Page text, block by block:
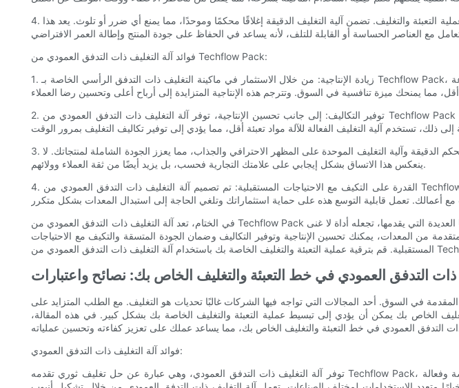
4. حماية معززة للمنتج: تضمن آلة التغليف ذات التدفق العمودي أن تكون منتجاتك مغلقة ومحمية بشكل آمن أثناء عملية التعبئة والتغليف. تضمن آلية التغليف الدقيقة إغلاقًا محكمًا وموحدًا، مما يمنع أي ضرر أو تلوث. يعد هذا
فوائد آلة التغليف ذات التدفق العمودي من Techflow Pack:
1. زيادة الإنتاجية: من خلال الاستثمار في ماكينة التغليف ذات التدفق الرأسي الخاصة بـ Techflow Pack، يمكنك تحسين الإنتاجية بشكل كبير في عملية التعبئة والتغليف الخاصة بك. يتيح لك تشغيل الماكينة عالي السرعة
2. توفير التكاليف: إلى جانب تحسين الإنتاجية، توفر آلة التغليف ذات التدفق العمودي من Techflow Pack توفيرًا في التكاليف في جوانب مختلفة من عملية التعبئة والتغليف الخاصة بك. تلغي أتمتتها الحاجة إلى العمل
3. الاتساق والجودة: تضمن آلة التغليف ذات التدفق العمودي تغليفًا متسقًا وعالي الجودة لكل منتج. تحافظ أدوات التحكم الدقيقة وآلية التغليف الموحدة على المظهر الاحترافي والجذاب، مما يعزز الجودة الشاملة لمنتجاتك. لا
ينعكس هذا الاتساق بشكل إيجابي على علامتك التجارية فحسب، بل يزيد أيضًا من ثقة العملاء وولائهم.
4. القدرة على التكيف مع الاحتياجات المستقبلية: تم تصميم آلة التغليف ذات التدفق العمودي من Techflow Pack للتكيف مع متطلبات التغليف المستقبلية. يسمح تصميمها المعياري بإجراء ترقيات وإضافات سهلة، مما
في الختام، تعد آلة التغليف ذات التدفق العمودي من Techflow Pack بمثابة تغيير جذري في صناعة التعبئة والتغليف. ميزاته الرئيسية، مثل التنوع والسرعة والكفاءة، إلى جانب المزايا العديدة التي يقدمها، تجعله أداة لا غنى
من المعدات، يمكنك تحسين الإنتاجية وتوفير التكاليف وضمان الجودة المتسقة والتكيف مع الاحتياجات
ذات التدفق العمودي في خط التعبئة والتغليف الخاص بك: نصائح واعتبارات
المقدمة في السوق. أحد المجالات التي تواجه فيها الشركات غالبًا تحديات هو التغليف. مع الطلب المتزايد على
الخاص بك يمكن أن يؤدي إلى تبسيط عملية التعبئة والتغليف الخاصة بك بشكل كبير. في هذه المقالة،
فوائد آلة التغليف ذات التدفق العمودي:
توفر آلة التغليف ذات التدفق العمودي، وهي عبارة عن حل تغليف ثوري تقدمه Techflow Pack، العديد من الفوائد التي يمكنها تحويل عملية التعبئة والتغليف الخاصة بك. توفر هذه الآلة المتطورة طريقة سلسة وفعالة